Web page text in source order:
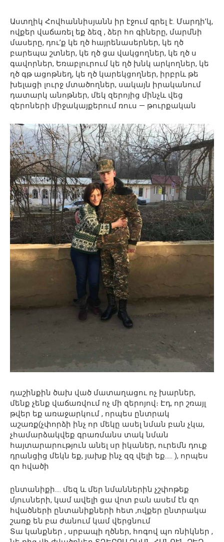
Աստղիկ Հովհաննիսյանն իր էջում գրել է. Մարդի’կ,
ովքեր վաճառել եք ձեզ , ձեր հո գիները, մարմնի
մասերը, դու’ք կե ղծ հայրենասերներ, կե ղծ
բարեպա շտներ, կե ղծ ցա վակցողներ, կե ղծ ս
գավորներ, Եռաբլուրում կե ղծ խնկ արկողներ, կե
ղծ գթ ացոթնեղ, կե ղծ կարեկցողներ, իրբրև թե
խելացի լուրջ մտածողներ, սակայն իրականում
դատարկ անոթներ, մեկ զերոյից մինչև վեց
զերոների միջակայքերում ռուս — թուրքական
դաշինքին ծախ ված մատաղացու ոչ խարներ,
մենք չենք վաճառվում ոչ մի զերոյով։ Էդ, որ շռայլ
թվեր եք առաջարկում , որպես ընտրակ
աշառք(չփորձի ինչ որ մեկը ասել նման բան չկա,
չհամարձակվեք գրառմանս տակ նման
հայտարարություն անել սր իկաներ, ուրեմն դուք
դրանցից մեկն եք, յախք ինչ զզ վելի եք….. ), որպես
զո հվածի
ընտանիքի…. մեզ և մեր նմաններին չշփոթեք
մյուսների, կամ ավելի ցա վոտ բան ասեմ էն զո
հվածների ընտանիքների հետ ,ովքեր ընտրակա
շառք են բա ժանում կամ վերցնում
Տա կանքներ , սրբապի ղծներ, հոգով պո ռնիկներ ,